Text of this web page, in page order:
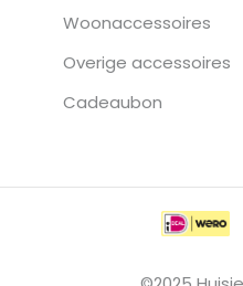
Woonaccessoires
Overige accessoires
Cadeaubon